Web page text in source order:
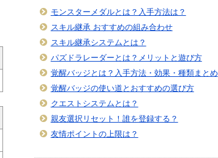
モンスターメダルとは？入手方法は？
スキル継承 おすすめの組み合わせ
スキル継承システムとは？
パズドラレーダーとは？メリットと遊び方
覚醒バッジとは？入手方法・効果・種類まとめ
覚醒バッジの使い道とおすすめの選び方
クエストシステムとは？
親友選択リセット！誰を登録する？
友情ポイントの上限は？